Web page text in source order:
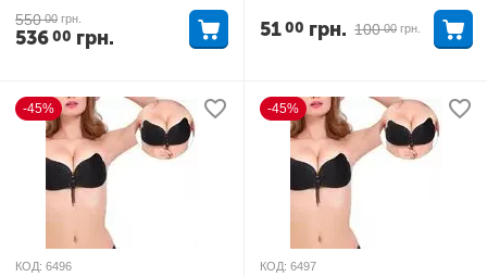
550 00 грн.
53600 грн. 100 00 грн.
5100 грн.
-45%
КОД: 6496
-45%
КОД: 6497